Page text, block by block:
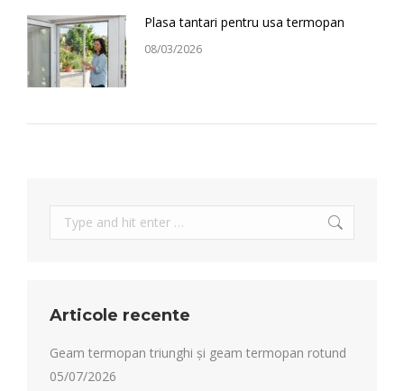
Plasa tantari pentru usa termopan
08/03/2026
Search:
Articole recente
Geam termopan triunghi și geam termopan rotund
05/07/2026